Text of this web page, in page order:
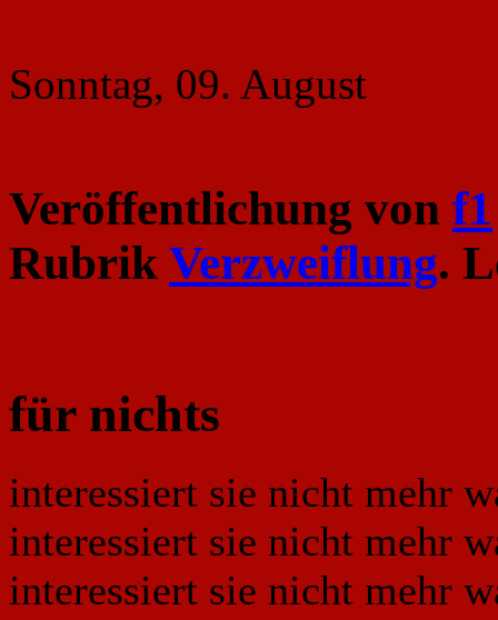
Sonntag, 09. August
Veröffentlichung von f1
Rubrik Verzweiflung.
für nichts
interessiert sie nicht mehr
interessiert sie nicht mehr
interessiert sie nicht mehr